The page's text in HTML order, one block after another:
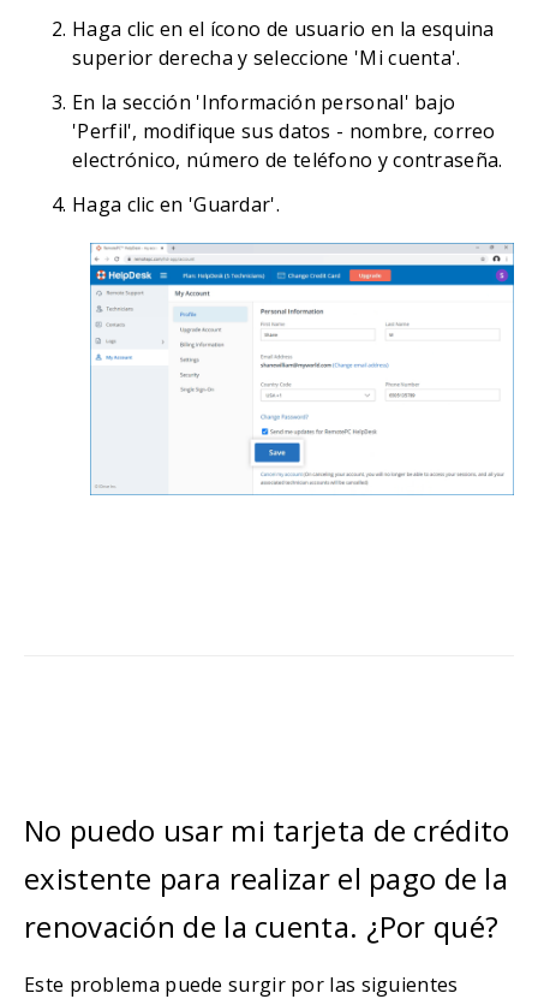
Haga clic en el ícono de usuario en la esquina
superior derecha y seleccione 'Mi cuenta'.
En la sección 'Información personal' bajo
'Perfil', modifique sus datos - nombre, correo
electrónico, número de teléfono y contraseña.
Haga clic en 'Guardar'.
No puedo usar mi tarjeta de crédito
existente para realizar el pago de la
renovación de la cuenta. ¿Por qué?
Este problema puede surgir por las siguientes